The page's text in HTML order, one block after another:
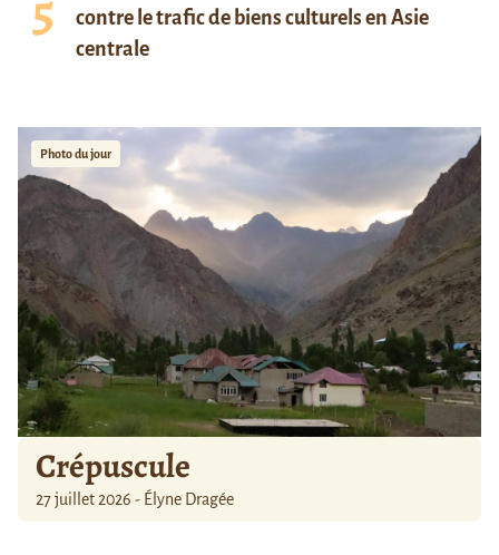
contre le trafic de biens culturels en Asie
centrale
Photo du jour
Crépuscule
27 juillet 2026 - Élyne Dragée